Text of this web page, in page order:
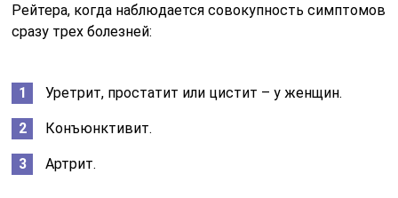
Рейтера, когда наблюдается совокупность симптомов
сразу трех болезней:
Уретрит, простатит или цистит – у женщин.
Конъюнктивит.
Артрит.